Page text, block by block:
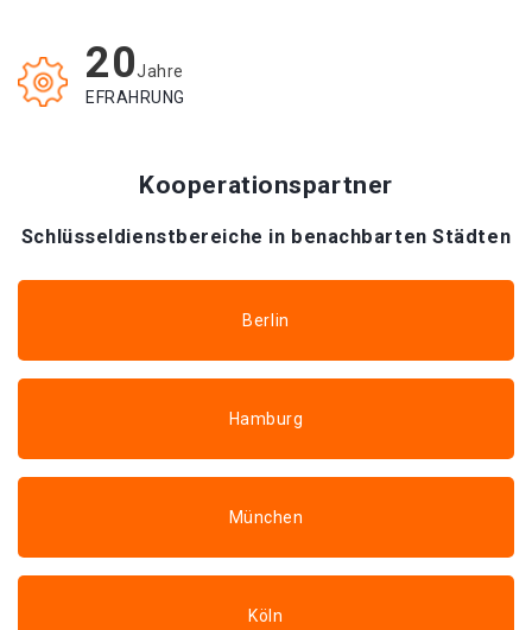
20Jahre
EFRAHRUNG
Kooperationspartner
Schlüsseldienstbereiche in benachbarten Städten
Berlin
Hamburg
München
Köln